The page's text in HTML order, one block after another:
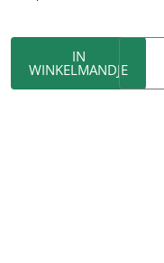
IN
WINKELMANDJE